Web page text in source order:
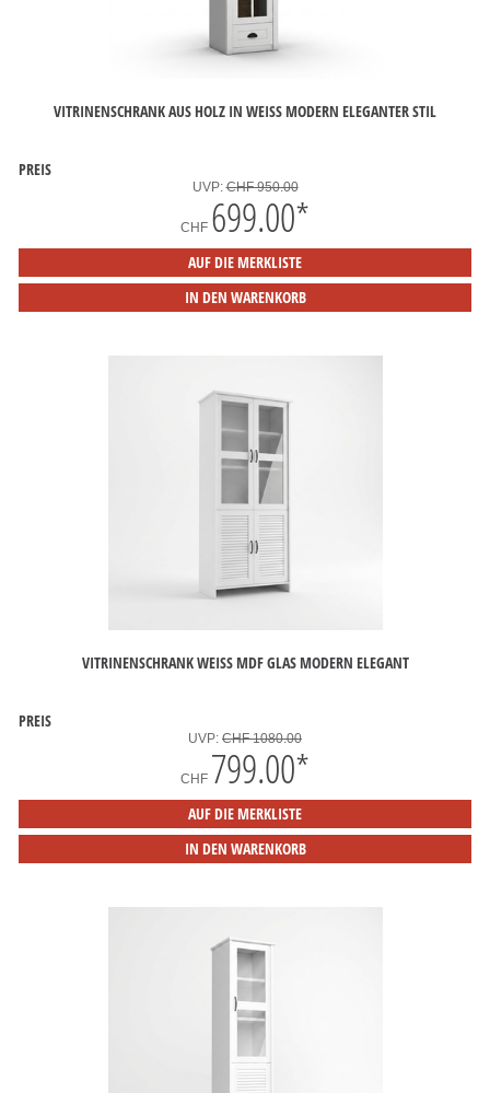
VITRINENSCHRANK AUS HOLZ IN WEISS MODERN ELEGANTER STIL
PREIS
UVP:CHF 950.00
CHF 699.00*
AUF DIE MERKLISTE
IN DEN WARENKORB
VITRINENSCHRANK WEISS MDF GLAS MODERN ELEGANT
PREIS
UVP: CHF 1080.00
CHF 799.00*
AUF DIE MERKLISTE
IN DEN WARENKORB